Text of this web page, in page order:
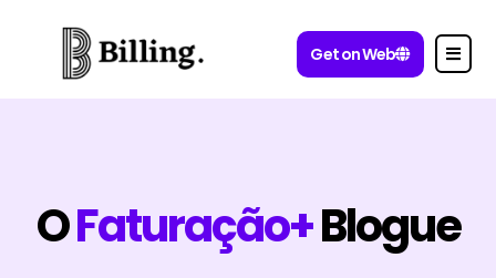
Get on Web
OFaturação+Blogue